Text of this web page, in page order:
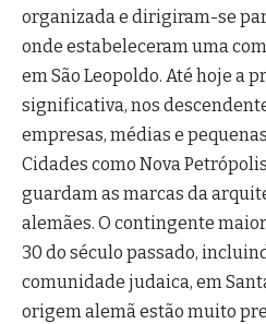
organizada e dirigiram-se
onde estabeleceram uma
em São Leopoldo. Até hoje a
significativa, nos
empresas, médias e
Cidades como Nova
guardam as marcas da
alemães. O contingente
30 do século passado,
comunidade judaica, em
origem alemã estão muito